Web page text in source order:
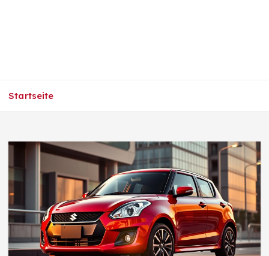
Startseite